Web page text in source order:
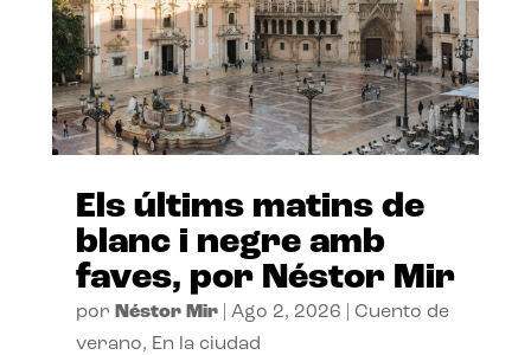
Els últims matins de
blanc i negre amb
faves, por Néstor Mir
por Néstor Mir| Ago 2, 2026
Cuento de
verano, En la ciudad